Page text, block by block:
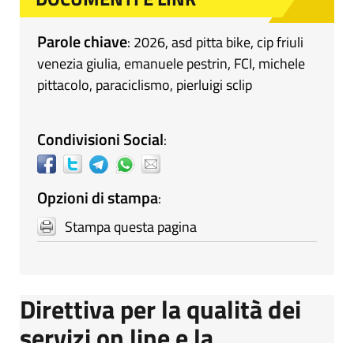
Parole chiave: 2026,asd pitta bike, cip friuli
venezia giulia, emanuele pestrin, FCI, michele
pittacolo, paraciclismo, pierluigi sclip
Condivisioni Social:
Opzioni di stampa:
Stampa questa pagina
Direttiva per la qualità dei